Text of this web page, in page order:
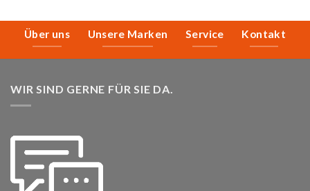
Über uns Unsere Marken Service Kontakt
WIR SIND GERNE FÜR SIE DA.